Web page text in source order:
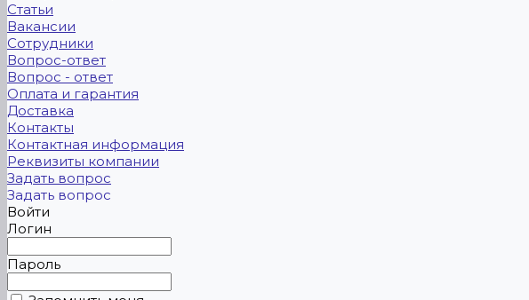
Статьи
Вакансии
Сотрудники
Вопрос-ответ
Вопрос - ответ
Оплата и гарантия
Доставка
Контакты
Контактная информация
Реквизиты компании
Задать вопрос
Задать вопрос
Войти
Логин
Пароль